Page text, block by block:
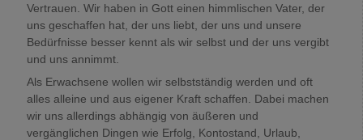
Vertrauen. Wir haben in Gott einen himmlischen Vater, der
uns geschaffen hat, der uns liebt, der uns und unsere
Bedürfnisse besser kennt als wir selbst und der uns vergibt
und uns annimmt.
Als Erwachsene wollen wir selbstständig werden und oft
alles alleine und aus eigener Kraft schaffen. Dabei machen
wir uns allerdings abhängig von äußeren und
vergänglichen Dingen wie Erfolg, Kontostand, Urlaub,